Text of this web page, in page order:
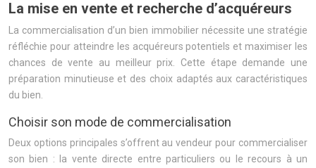
La mise en vente et recherche d’acquéreurs
La commercialisation d’un bien immobilier nécessite une stratégie
réfléchie pour atteindre les acquéreurs potentiels et maximiser les
chances de vente au meilleur prix. Cette étape demande une
préparation minutieuse et des choix adaptés aux caractéristiques
du bien.
Choisir son mode de commercialisation
Deux options principales s’offrent au vendeur pour commercialiser
son bien : la vente directe entre particuliers ou le recours à un